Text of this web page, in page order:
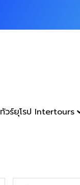
ทัวร์ยุโรป Intertours